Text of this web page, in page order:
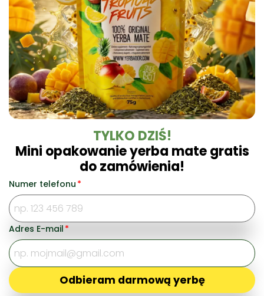
Właścicielem marki Yerbador Organic jest
szwajcarski koncern handlowy OROTAL
Commodities Trading SA z Genewy.
© Yerbador 2025 Wszelkie prawa zastrzeżone
Płacisz bezpiecznie z:
TYLKO DZIŚ!
Mini opakowanie yerba mate gratis
do zamówienia!
Numer telefonu *
Adres E-mail *
Odbieram darmową yerbę